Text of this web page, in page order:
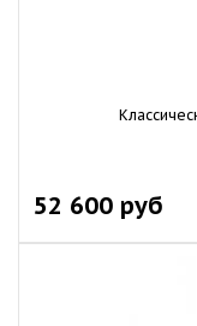
52 600 руб